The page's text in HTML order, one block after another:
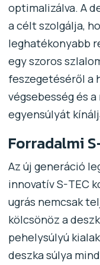
optimalizálva. A
a célt szolgálja,
leghatékonyabb
egy szoros
feszegetéséről a
végsebesség és
egyensúlyát
Forradalmi
Az új generáció
innovatív S-TEC
ugrás nemcsak
kölcsönöz a
pehelysúlyú
deszka súlya